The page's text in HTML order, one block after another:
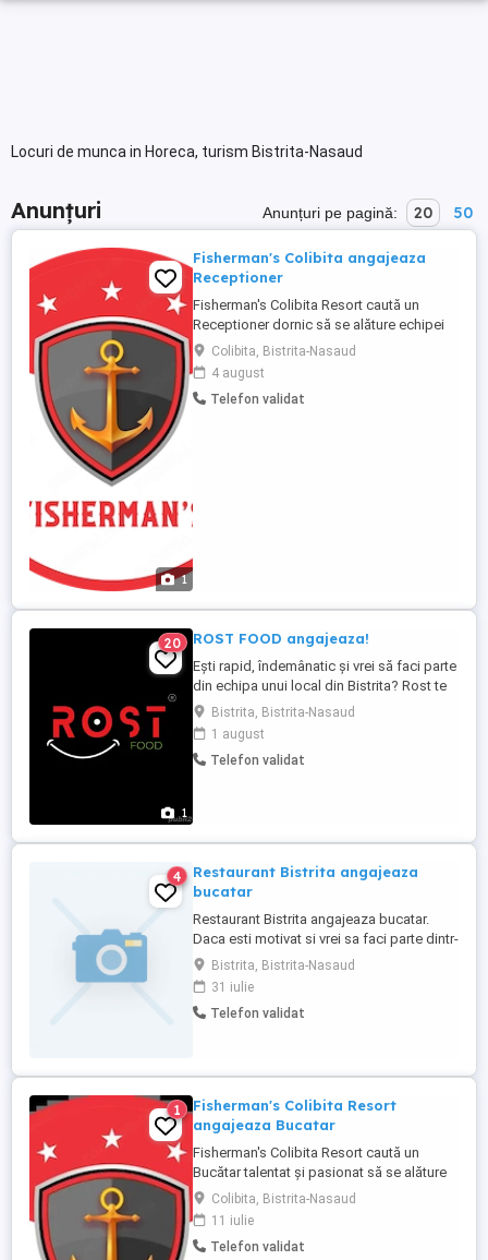
Locuri de munca in Horeca, turism Bistrita-Nasaud
Anunțuri Anunțuri pe pagină: 20 50
1
Fisherman's Colibita angajeaza
Receptioner
Fisherman's Colibita Resort caută un
Receptioner dornic să se alăture echipei
noastre. Candidatul ideal va fi responsabil
de buna gestionare a relatiei cu clientii
cazati ai unitatii. Responsabilități: *
Promptitudine in preluarea apelurilor
Colibita, Bistrita-Nasaud
4 august
Telefon validat
1
20 ROST FOOD angajeaza!
Ești rapid, îndemânatic și vrei să faci parte
din echipa unui local din Bistrita? Rost te
vrea în bucătărie ! - chifler atent la detalii -
preparator pasionat de gust - tăietor de
carne rotisata cu mana sigura Suntem
despre vibe bun, mâncare delicioasă și
Bistrita, Bistrita-Nasaud
1 august
Telefon validat
4
Restaurant Bistrita angajeaza
bucatar
Restaurant Bistrita angajeaza bucatar.
Daca esti motivat si vrei sa faci parte dintr-
o echipa energica, asteptam sa ne
contactezi la telefon .
Bistrita, Bistrita-Nasaud
31 iulie
Telefon validat
1
Fisherman's Colibita Resort
angajeaza Bucatar
Fisherman's Colibita Resort caută un
Bucătar talentat și pasionat să se alăture
echipei noastre. Candidatul ideal va fi
responsabil pentru pregătirea și gătirea
mâncărurilor conform standardelor
resortului, asigurând calitatea și
Colibita, Bistrita-Nasaud
11 iulie
Telefon validat